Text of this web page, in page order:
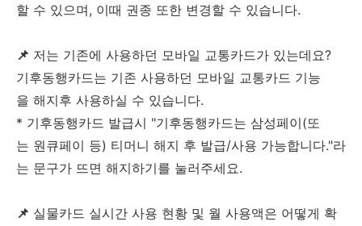
할 수 있으며, 이때 권종 또한 변경할 수 있습니다.
📌 저는 기존에 사용하던 모바일 교통카드가 있는데요?
기후동행카드는 기존 사용하던 모바일 교통카드 기능
을 해지후 사용하실 수 있습니다.
* 기후동행카드 발급시 "기후동행카드는 삼성페이(또
는 원큐페이 등) 티머니 해지 후 발급/사용 가능합니다."라
는 문구가 뜨면 해지하기를 눌러주세요.
📌 실물카드 실시간 사용 현황 및 월 사용액은 어떻게 확